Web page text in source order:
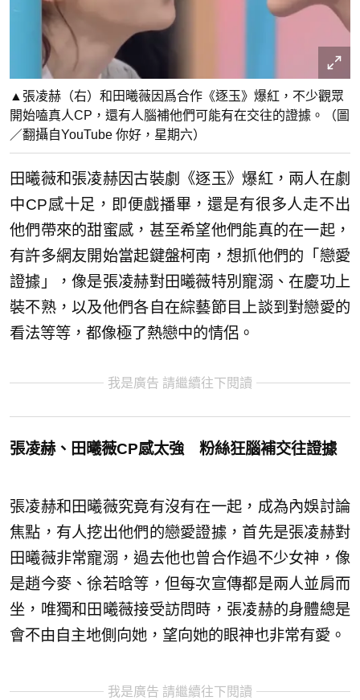
▲張凌赫（右）和田曦薇因爲合作《逐玉》爆紅，不少觀眾
開始嗑真人CP，還有人腦補他們可能有在交往的證據。（圖
／翻攝自YouTube 你好，星期六）
田曦薇和張凌赫因古裝劇《逐玉》爆紅，兩人在劇
中CP感十足，即便戲播畢，還是有很多人走不出
他們帶來的甜蜜感，甚至希望他們能真的在一起，
有許多網友開始當起鍵盤柯南，想抓他們的「戀愛
證據」，像是張凌赫對田曦薇特別寵溺、在慶功上
裝不熟，以及他們各自在綜藝節目上談到對戀愛的
看法等等，都像極了熱戀中的情侶。
我是廣告 請繼續往下閱讀
張凌赫、田曦薇CP感太強 粉絲狂腦補交往證據
張凌赫和田曦薇究竟有沒有在一起，成為內娛討論
焦點，有人挖出他們的戀愛證據，首先是張凌赫對
田曦薇非常寵溺，過去他也曾合作過不少女神，像
是趙今麥、徐若晗等，但每次宣傳都是兩人並肩而
坐，唯獨和田曦薇接受訪問時，張凌赫的身體總是
會不由自主地側向她，望向她的眼神也非常有愛。
我是廣告 請繼續往下閱讀